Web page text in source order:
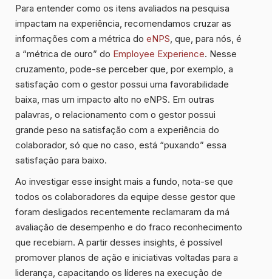
Para entender como os itens avaliados na pesquisa
impactam na experiência, recomendamos cruzar as
informações com a métrica do eNPS, que, para nós, é
a “métrica de ouro” do Employee Experience. Nesse
cruzamento, pode-se perceber que, por exemplo, a
satisfação com o gestor possui uma favorabilidade
baixa, mas um impacto alto no eNPS. Em outras
palavras, o relacionamento com o gestor possui
grande peso na satisfação com a experiência do
colaborador, só que no caso, está “puxando” essa
satisfação para baixo.
Ao investigar esse insight mais a fundo, nota-se que
todos os colaboradores da equipe desse gestor que
foram desligados recentemente reclamaram da má
avaliação de desempenho e do fraco reconhecimento
que recebiam. A partir desses insights, é possível
promover planos de ação e iniciativas voltadas para a
liderança, capacitando os líderes na execução de